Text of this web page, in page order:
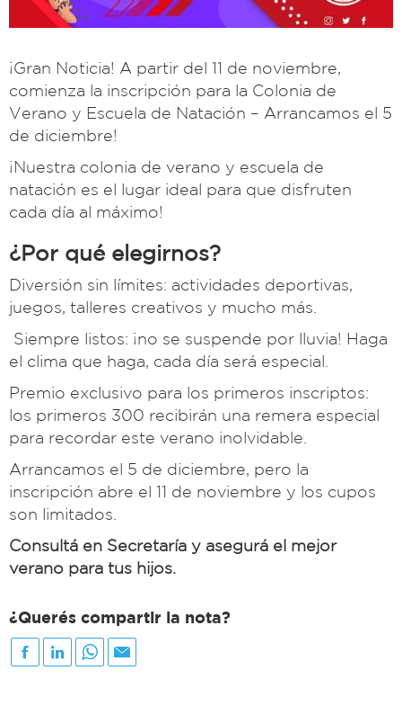
¡Gran Noticia! A partir del 11 de noviembre,
comienza la inscripción para la Colonia de
Verano y Escuela de Natación – Arrancamos el 5
de diciembre!
¡Nuestra colonia de verano y escuela de
natación es el lugar ideal para que disfruten
cada día al máximo!
¿Por qué elegirnos?
Diversión sin límites: actividades deportivas,
juegos, talleres creativos y mucho más.
Siempre listos: ¡no se suspende por lluvia! Haga
el clima que haga, cada día será especial.
Premio exclusivo para los primeros inscriptos:
los primeros 300 recibirán una remera especial
para recordar este verano inolvidable.
Arrancamos el 5 de diciembre, pero la
inscripción abre el 11 de noviembre y los cupos
son limitados.
Consultá en Secretaría y asegurá el mejor
verano para tus hijos.
¿Querés compartir la nota?